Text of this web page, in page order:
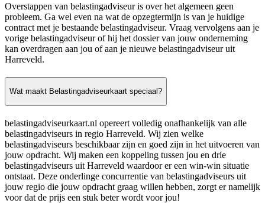
Overstappen van belastingadviseur is over het algemeen geen
probleem. Ga wel even na wat de opzegtermijn is van je huidige
contract met je bestaande belastingadviseur. Vraag vervolgens aan je
vorige belastingadviseur of hij het dossier van jouw onderneming
kan overdragen aan jou of aan je nieuwe belastingadviseur uit
Harreveld.
Wat maakt Belastingadviseurkaart speciaal?
belastingadviseurkaart.nl opereert volledig onafhankelijk van alle
belastingadviseurs in regio Harreveld. Wij zien welke
belastingadviseurs beschikbaar zijn en goed zijn in het uitvoeren van
jouw opdracht. Wij maken een koppeling tussen jou en drie
belastingadviseurs uit Harreveld waardoor er een win-win situatie
ontstaat. Deze onderlinge concurrentie van belastingadviseurs uit
jouw regio die jouw opdracht graag willen hebben, zorgt er namelijk
voor dat de prijs een stuk beter wordt voor jou!